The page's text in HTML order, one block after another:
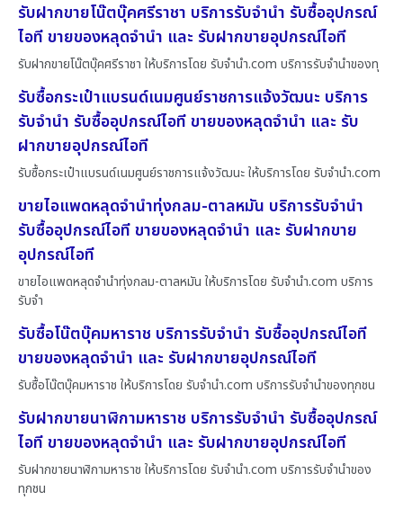
รับฝากขายโน๊ตบุ๊คศรีราชา บริการรับจำนำ รับซื้ออุปกรณ์
ไอที ขายของหลุดจำนำ และ รับฝากขายอุปกรณ์ไอที
รับฝากขายโน๊ตบุ๊คศรีราชา ให้บริการโดย รับจํานํา.com บริการรับจำนำของทุ
รับซื้อกระเป๋าแบรนด์เนมศูนย์ราชการแจ้งวัฒนะ บริการ
รับจำนำ รับซื้ออุปกรณ์ไอที ขายของหลุดจำนำ และ รับ
ฝากขายอุปกรณ์ไอที
รับซื้อกระเป๋าแบรนด์เนมศูนย์ราชการแจ้งวัฒนะ ให้บริการโดย รับจํานํา.com
ขายไอแพดหลุดจำนำทุ่งกลม-ตาลหมัน บริการรับจำนำ
รับซื้ออุปกรณ์ไอที ขายของหลุดจำนำ และ รับฝากขาย
อุปกรณ์ไอที
ขายไอแพดหลุดจำนำทุ่งกลม-ตาลหมัน ให้บริการโดย รับจํานํา.com บริการ
รับจำ
รับซื้อโน๊ตบุ๊คมหาราช บริการรับจำนำ รับซื้ออุปกรณ์ไอที
ขายของหลุดจำนำ และ รับฝากขายอุปกรณ์ไอที
รับซื้อโน๊ตบุ๊คมหาราช ให้บริการโดย รับจํานํา.com บริการรับจำนำของทุกชน
รับฝากขายนาฬิกามหาราช บริการรับจำนำ รับซื้ออุปกรณ์
ไอที ขายของหลุดจำนำ และ รับฝากขายอุปกรณ์ไอที
รับฝากขายนาฬิกามหาราช ให้บริการโดย รับจํานํา.com บริการรับจำนำของ
ทุกชน